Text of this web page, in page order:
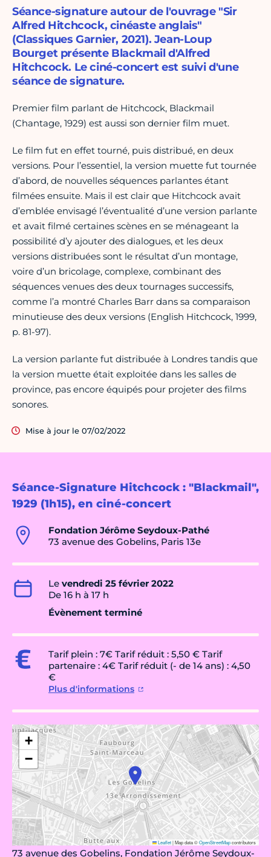
Séance-Signature Hitchcock : "Blackmail",
1929 (1h15), en ciné-concert
Fondation Jérôme Seydoux-Pathé
73 avenue des Gobelins, Paris 13e
Le vendredi 25 février 2022
De 16 h à 17 h
Évènement terminé
Tarif plein : 7€ Tarif réduit : 5,50 € Tarif
partenaire : 4€ Tarif réduit (- de 14 ans) : 4,50
€
Plus d'informations
+
−
Leaflet|Map data ©OpenStreetMapcontributors
73 avenue des Gobelins, Fondation Jérôme Seydoux-
Séance-signature autour de l'ouvrage "Sir
Alfred Hitchcock, cinéaste anglais"
(Classiques Garnier, 2021). Jean-Loup
Bourget présente Blackmail d'Alfred
Hitchcock. Le ciné-concert est suivi d'une
séance de signature.
Premier film parlant de Hitchcock, Blackmail
(Chantage, 1929) est aussi son dernier film muet.
Le film fut en effet tourné, puis distribué, en deux
versions. Pour l’essentiel, la version muette fut tournée
d’abord, de nouvelles séquences parlantes étant
filmées ensuite. Mais il est clair que Hitchcock avait
d’emblée envisagé l’éventualité d’une version parlante
et avait filmé certaines scènes en se ménageant la
possibilité d’y ajouter des dialogues, et les deux
versions distribuées sont le résultat d’un montage,
voire d’un bricolage, complexe, combinant des
séquences venues des deux tournages successifs,
comme l’a montré Charles Barr dans sa comparaison
minutieuse des deux versions (English Hitchcock, 1999,
p. 81-97).
La version parlante fut distribuée à Londres tandis que
la version muette était exploitée dans les salles de
province, pas encore équipés pour projeter des films
sonores.
Mise à jour le 07/02/2022